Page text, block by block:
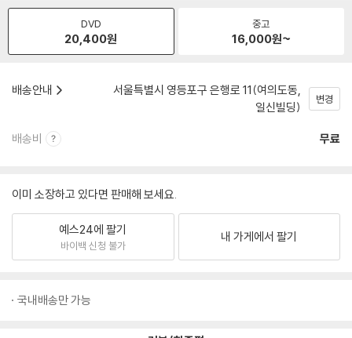
DVD
20,400원
중고
16,000원~
배송안내
서울특별시 영등포구 은행로 11(여의도동,
일신빌딩)
변경
배송비 무료
이미 소장하고 있다면 판매해 보세요.
예스24에 팔기
바이백 신청 불가
내 가게에서 팔기
국내배송만 가능